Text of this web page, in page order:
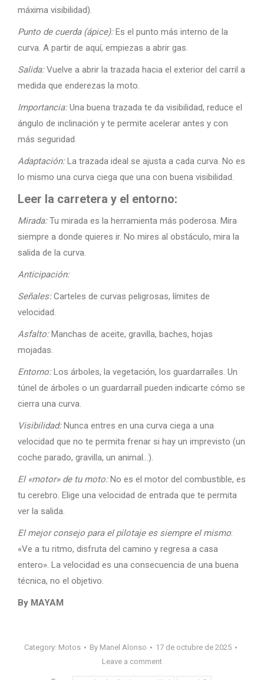
máxima visibilidad).
Punto de cuerda (ápice):Es el punto más interno de la
curva. A partir de aquí, empiezas a abrir gas.
Salida:Vuelve a abrir la trazada hacia el exterior del carril a
medida que enderezas la moto.
Importancia:Una buena trazada te da visibilidad, reduce el
ángulo de inclinación y te permite acelerar antes y con
más seguridad.
Adaptación:La trazada ideal se ajusta a cada curva. No es
lo mismo una curva ciega que una con buena visibilidad.
Leer la carretera y el entorno:
Mirada:Tu mirada es la herramienta más poderosa. Mira
siempre a donde quieres ir. No mires al obstáculo, mira la
salida de la curva.
Anticipación:
Señales:Carteles de curvas peligrosas, límites de
velocidad.
Asfalto:Manchas de aceite, gravilla, baches, hojas
mojadas.
Entorno:Los árboles, la vegetación, los guardarraíles. Un
túnel de árboles o un guardarraíl pueden indicarte cómo se
cierra una curva.
Visibilidad:Nunca entres en una curva ciega a una
velocidad que no te permita frenar si hay un imprevisto (un
coche parado, gravilla, un animal…).
El «motor» de tu moto:No es el motor del combustible, es
tu cerebro. Elige una velocidad de entrada que te permita
ver la salida.
El mejor consejo para el pilotaje es siempre el mismo:
«Ve a tu ritmo, disfruta del camino y regresa a casa
entero». La velocidad es una consecuencia de una buena
técnica, no el objetivo.
By MAYAM
Category: Motos By Manel Alonso
17 de octubre de 2025
Leave a comment